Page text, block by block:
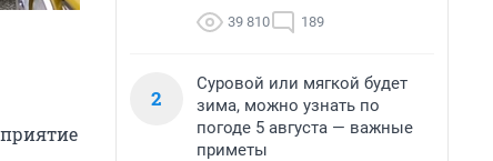
39 810 189
2
Суровой или мягкой будет
зима, можно узнать по
погоде 5 августа — важные
приметы